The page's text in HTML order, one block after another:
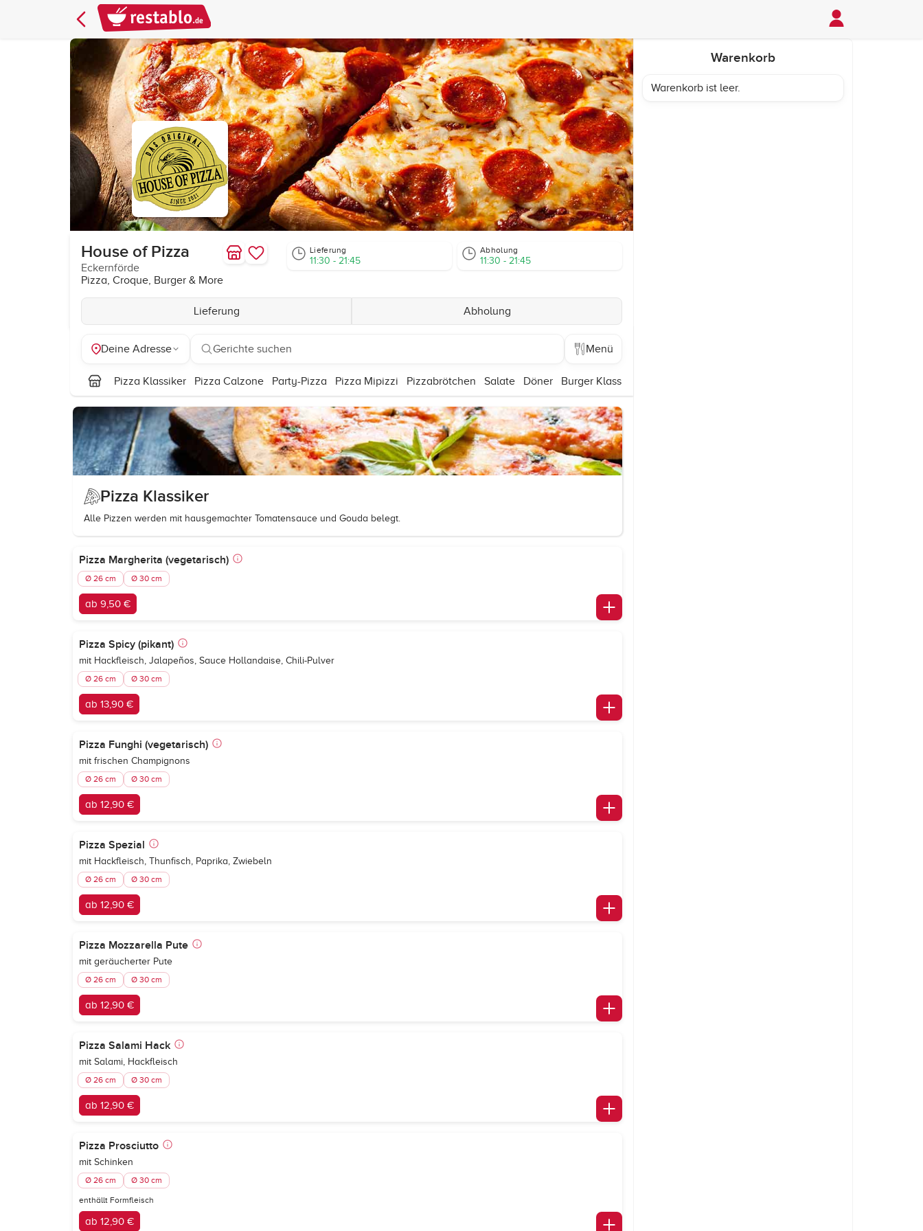
House of Pizza
Eckernförde
Pizza, Croque, Burger & More
Lieferung
11:30 - 21:45
Abholung
11:30 - 21:45
Lieferung Abholung
Deine Adresse Gerichte suchen Menü
Pizza Klassiker Pizza Calzone Party-Pizza Pizza Mipizzi Pizzabrötchen Salate Döner Burger Klassiker
Pizza Klassiker
Alle Pizzen werden mit hausgemachter Tomatensauce und Gouda belegt.
Pizza Margherita (vegetarisch)
Ø 26 cm Ø 30 cm
ab 9,50 €
Pizza Spicy (pikant)
mit Hackfleisch, Jalapeños, Sauce Hollandaise, Chili-Pulver
Ø 26 cm Ø 30 cm
ab 13,90 €
Pizza Funghi (vegetarisch)
mit frischen Champignons
Ø 26 cm Ø 30 cm
ab 12,90 €
Pizza Spezial
mit Hackfleisch, Thunfisch, Paprika, Zwiebeln
Ø 26 cm Ø 30 cm
ab 12,90 €
Pizza Mozzarella Pute
mit geräucherter Pute
Ø 26 cm Ø 30 cm
ab 12,90 €
Pizza Salami Hack
mit Salami, Hackfleisch
Ø 26 cm Ø 30 cm
ab 12,90 €
Pizza Prosciutto
mit Schinken
Ø 26 cm Ø 30 cm
enthällt Formfleisch
ab 12,90 €
Warenkorb
Warenkorb ist leer.